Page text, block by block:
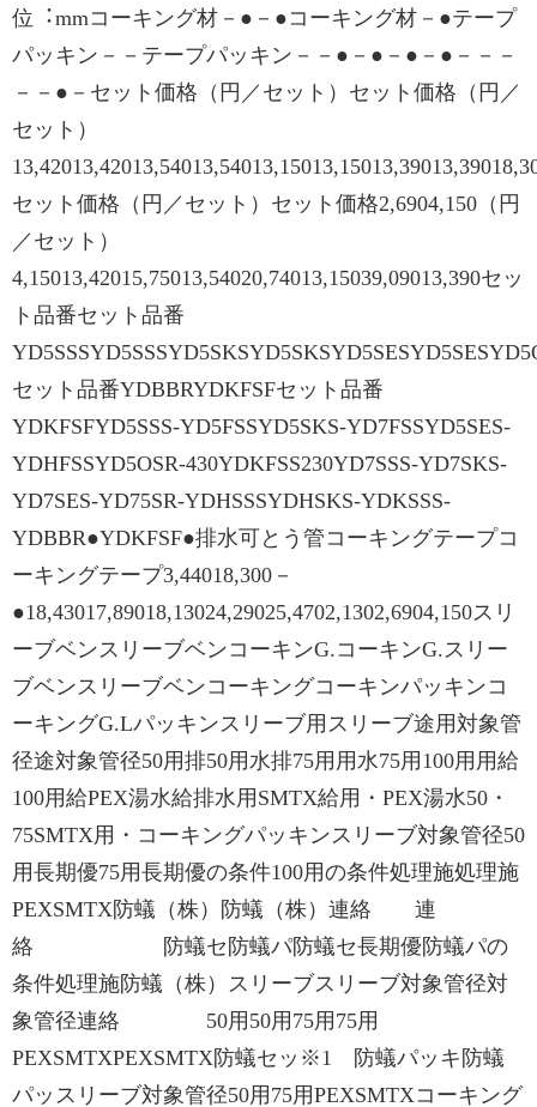
位︓mmコーキング材－●－●コーキング材－●テープ
パッキン－－テープパッキン－－●－●－●－●－－－
－－●－セット価格（円／セット）セット価格（円／
セット）
セット価格（円／セット）セット価格2,6904,150（円
／セット）
4,15013,42015,75013,54020,74013,15039,09013,390セッ
ト品番セット品番
セット品番YDBBRYDKFSFセット品番
YDKFSFYD5SSS-YD5FSSYD5SKS-YD7FSSYD5SES-
YDHFSSYD5OSR-430YDKFSS230YD7SSS-YD7SKS-
YD7SES-YD75SR-YDHSSSYDHSKS-YDKSSS-
YDBBR●YDKFSF●排水可とう管コーキングテープコ
ーキングテープ3,44018,300－
●18,43017,89018,13024,29025,4702,1302,6904,150スリ
ーブベンスリーブベンコーキンG.コーキンG.スリー
ブベンスリーブベンコーキングコーキンパッキンコ
ーキングG.Lパッキンスリーブ用スリーブ途用対象管
径途対象管径50用排50用水排75用用水75用100用用給
100用給PEX湯水給排水用SMTX給用・PEX湯水50・
75SMTX用・コーキングパッキンスリーブ対象管径50
用長期優75用長期優の条件100用の条件処理施処理施
PEXSMTX防蟻（株）防蟻（株）連絡 連
絡 防蟻セ防蟻パ防蟻セ長期優防蟻パの
条件処理施防蟻（株）スリーブスリーブ対象管径対
象管径連絡 50用50用75用75用
PEXSMTXPEXSMTX防蟻セッ※1 防蟻パッキ防蟻
パッスリーブ対象管径50用75用PEXSMTXコーキング